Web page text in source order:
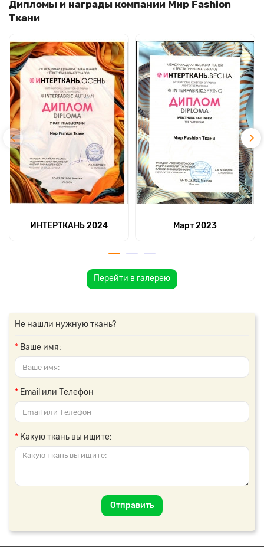
Дипломы и награды компании Мир Fashion
Ткани
ИНТЕРТКАНЬ 2024 Март 2023
Перейти в галерею
Не нашли нужную ткань?
Ваше имя:
Email или Телефон
Какую ткань вы ищите:
Отправить